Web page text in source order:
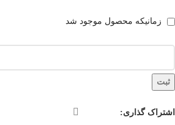
زمانیکه محصول موجود شد
ثبت
اشتراک گذاری: